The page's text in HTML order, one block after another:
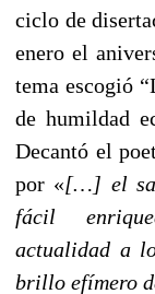
ciclo de
enero el
tema escogió
de humildad
Decantó el
por «[…] el
fácil
actualidad a
brillo efímero